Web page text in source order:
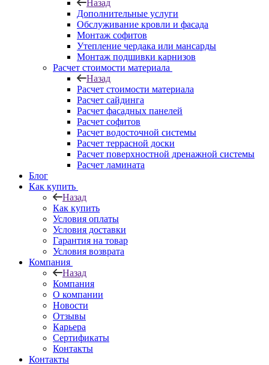
Назад
Дополнительные услуги
Обслуживание кровли и фасада
Монтаж софитов
Утепление чердака или мансарды
Монтаж подшивки карнизов
Расчет стоимости материала
Назад
Расчет стоимости материала
Расчет сайдинга
Расчет фасадных панелей
Расчет софитов
Расчет водосточной системы
Расчет террасной доски
Расчет поверхностной дренажной системы
Расчет ламината
Блог
Как купить
Назад
Как купить
Условия оплаты
Условия доставки
Гарантия на товар
Условия возврата
Компания
Назад
Компания
О компании
Новости
Отзывы
Карьера
Сертификаты
Контакты
Контакты